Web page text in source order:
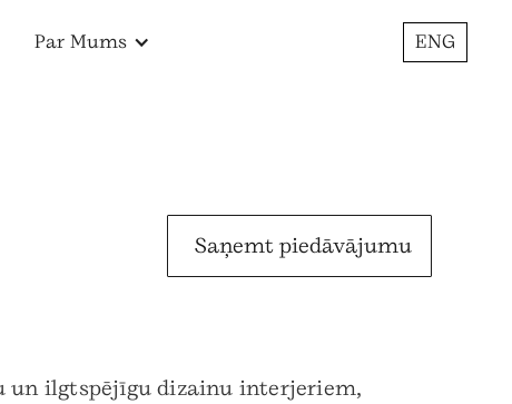
Par Mums ENG
Saņemt piedāvājumu
un ilgtspējīgu dizainu interjeriem,